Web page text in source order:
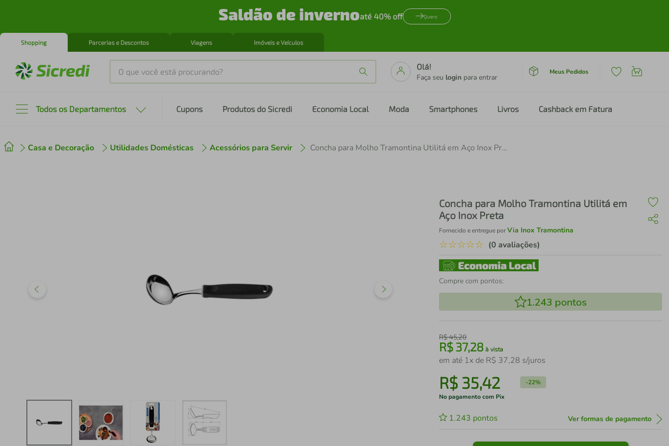
Saldão de invernoaté 40% off Quero
Shopping Parcerias e Descontos Viagens Imóveis e Veículos
O que você está procurando?
Olá!
Faça seu login para entrar
Meus Pedidos
Todos os Departamentos Cupons Produtos do Sicredi Economia Local Moda Smartphones Livros Cashback em Fatura
Casa e Decoração Utilidades Domésticas Acessórios para Servir Concha para Molho Tramontina Utilitá em Aço Inox Preta
Concha para Molho Tramontina Utilitá em
Aço Inox Preta
Fornecido e entregue porVia Inox Tramontina
☆☆☆☆☆ (0 avaliações)
Compre com pontos:
1.243 pontos
R$45,20
R$37,28 à vista
em até 1x de R$ 37,28 s/juros
R$ 35,42 -22%
No pagamento com Pix
1.243 pontos Ver formas de pagamento
º cafeteira